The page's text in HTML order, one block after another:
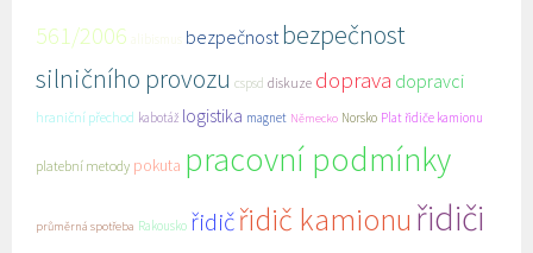
561/2006 alibismus bezpečnost bezpečnost
silničního provozu cspsd diskuze doprava dopravci
hraniční přechod kabotáž logistika magnet Německo Norsko Plat řidiče kamionu
platební metody pokuta pracovní podmínky
průměrná spotřeba Rakousko řidičřidič kamionu řidiči